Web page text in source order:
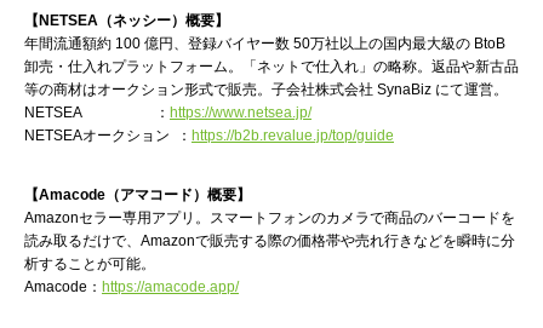
【NETSEA（ネッシー）概要】
年間流通額約 100 億円、登録バイヤー数 50万社以上の国内最大級の BtoB
卸売・仕入れプラットフォーム。「ネットで仕入れ」の略称。返品や新古品
等の商材はオークション形式で販売。子会社株式会社 SynaBiz にて運営。
NETSEA ： https://www.netsea.jp/
NETSEAオークション ： https://b2b.revalue.jp/top/guide
【Amacode（アマコード）概要】
Amazonセラー専用アプリ。スマートフォンのカメラで商品のバーコードを
読み取るだけで、Amazonで販売する際の価格帯や売れ行きなどを瞬時に分
析することが可能。
Amacode： https://amacode.app/